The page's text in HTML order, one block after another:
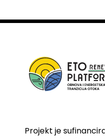
Projekt je